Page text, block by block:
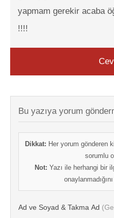
yapmam gerekir acaba
!!!!
Bu yazıya yorum
Dikkat: Her yorum gönderen
sorumlu
Not: Yazı ile herhangi bir
Ad ve Soyad & Takma Ad